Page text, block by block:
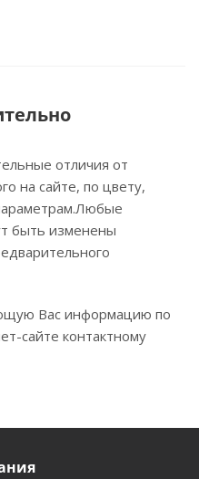
отличия от
на сайте, по цвету,
быть изменены
Вас информацию по
сайте контактному